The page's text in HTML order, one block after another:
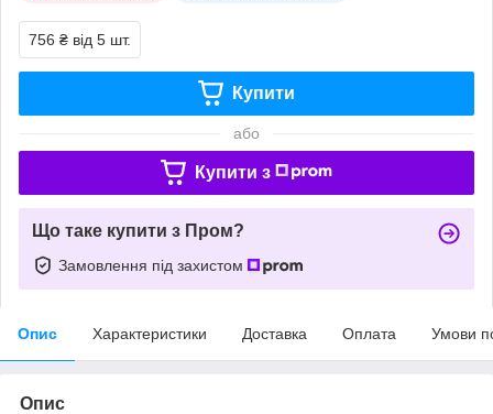
756 ₴ від 5 шт.
Купити
або
Купити з
Що таке купити з Пром?
Замовлення під захистом
Опис Характеристики Доставка Оплата Умови
Опис